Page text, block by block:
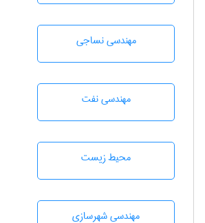
مهندسي نساجی
مهندسی نفت
محيط زيست
مهندسی شهرسازی